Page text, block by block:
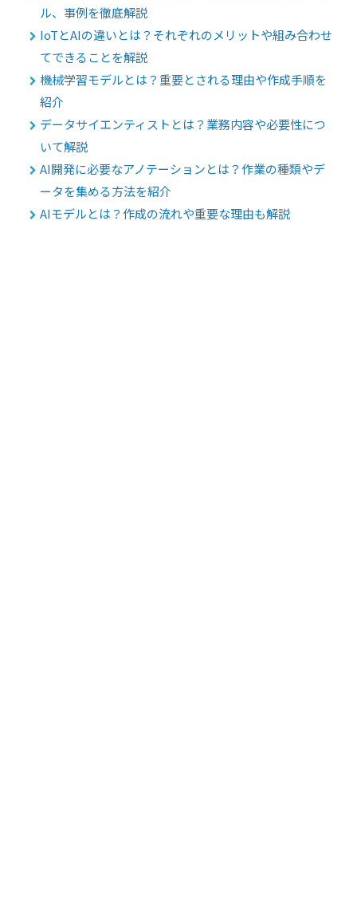
ル、事例を徹底解説
IoTとAIの違いとは？それぞれのメリットや組み合わせ
てできることを解説
機械学習モデルとは？重要とされる理由や作成手順を
紹介
データサイエンティストとは？業務内容や必要性につ
いて解説
AI開発に必要なアノテーションとは？作業の種類やデ
ータを集める方法を紹介
AIモデルとは？作成の流れや重要な理由も解説